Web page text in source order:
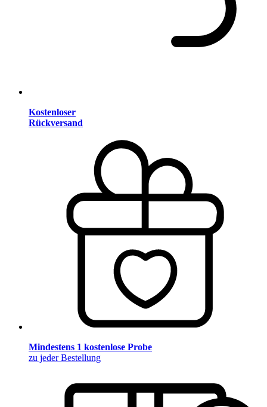
Kostenloser
Rückversand
Mindestens 1 kostenlose Probe
zu jeder Bestellung